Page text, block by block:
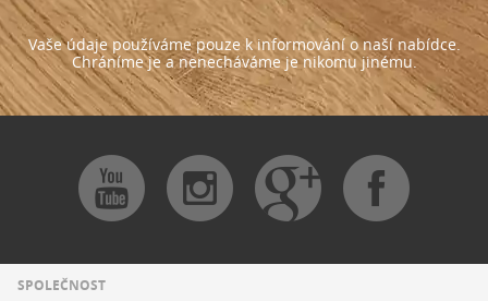
Vaše údaje používáme pouze k informování o naší nabídce.
Chráníme je a nenecháváme je nikomu jinému.
SPOLEČNOST